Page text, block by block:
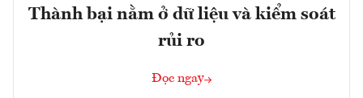
Thành bại nằm ở dữ liệu và kiểm soát
rủi ro
Đọc ngay